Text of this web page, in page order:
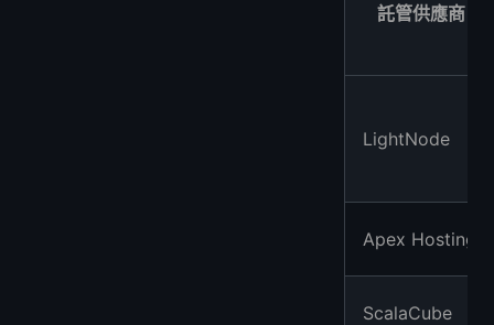
託管供應商
LightNode
Apex Hosting
ScalaCube